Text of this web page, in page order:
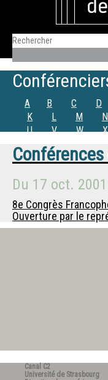
A B C D
K
L M N
U
V W X
Conférences
Du 17 oct. 2001
8e Congrès
Ouverture par le
Canal C2
Université de Strasbourg